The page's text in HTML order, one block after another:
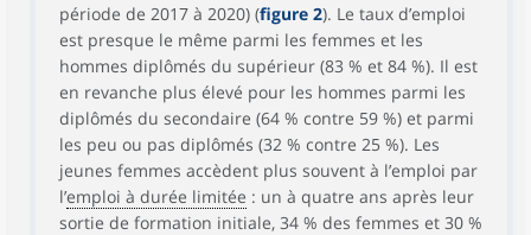
période de 2017 à 2020) (figure 2). Le taux d’emploi
est presque le même parmi les femmes et les
hommes diplômés du supérieur (83 % et 84 %). Il est
en revanche plus élevé pour les hommes parmi les
diplômés du secondaire (64 % contre 59 %) et parmi
les peu ou pas diplômés (32 % contre 25 %). Les
jeunes femmes accèdent plus souvent à l’emploi par
l’emploi à durée limitée : un à quatre ans après leur
sortie de formation initiale, 34 % des femmes et 30 %